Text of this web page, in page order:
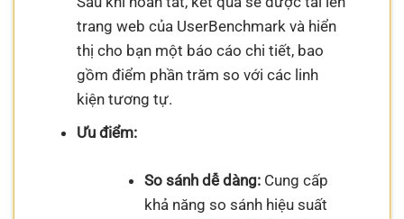
trang web của UserBenchmark và hiển
thị cho bạn một báo cáo chi tiết, bao
gồm điểm phần trăm so với các linh
kiện tương tự.
Ưu điểm:
So sánh dễ dàng:Cung cấp
khả năng so sánh hiệu suất